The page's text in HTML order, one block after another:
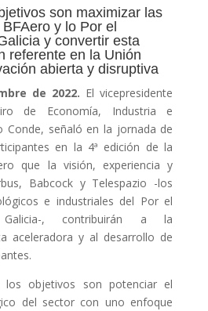
son maximizar las
y lo Por el
y convertir esta
referente en la Unión
abierta y disruptiva
de 2022. El vicepresidente
de Economía, Industria e
Conde, señaló en la jornada de
en la 4ª edición de la
que la visión, experiencia y
Babcock y Telespazio -los
e industriales del Por el
, contribuirán a la
aceleradora y al desarrollo de
los objetivos son potenciar el
del sector con uno enfoque